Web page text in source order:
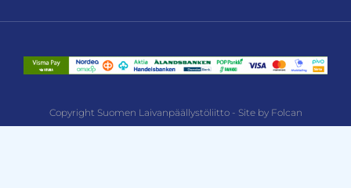
Copyright Suomen Laivanpäällystöliitto - Site by Folcan